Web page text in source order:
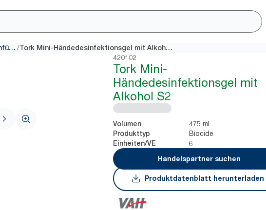
Händedesinfektionsmittel Nachfüllpackungen / Tork Mini-Händedesinfektionsgel mit Alkohol S2
420102
Tork Mini-
Händedesinfektionsgel mit
Alkohol S2
Volumen 475 ml
Produkttyp Biocide
Einheiten/VE
6
Handelspartner suchen
Produktdatenblatt herunterladen